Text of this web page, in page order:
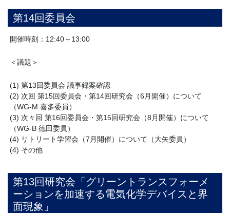
第14回委員会
開催時刻：12:40～13:00
＜議題＞
(1) 第13回委員会 議事録案確認
(2) 次回 第15回委員会・第14回研究会（6月開催）について
（WG-M 喜多委員）
(3) 次々回 第16回委員会・第15回研究会（8月開催）について
（WG-B 德田委員）
(4) リトリート学習会（7月開催）について（大矢委員）
(4) その他
第13回研究会「グリーントランスフォーメ
ーションを加速する電気化学デバイスと界
面現象」